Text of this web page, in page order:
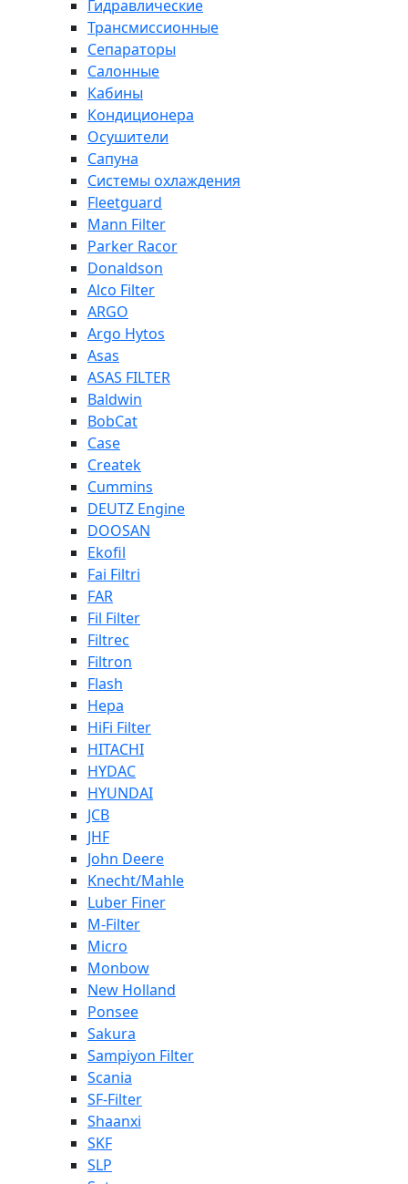
Гидравлические
Трансмиссионные
Сепараторы
Салонные
Кабины
Кондиционера
Осушители
Сапуна
Системы охлаждения
Fleetguard
Mann Filter
Parker Racor
Donaldson
Alco Filter
ARGO
Argo Hytos
Asas
ASAS FILTER
Baldwin
BobCat
Case
Createk
Cummins
DEUTZ Engine
DOOSAN
Ekofil
Fai Filtri
FAR
Fil Filter
Filtrec
Filtron
Flash
Hepa
HiFi Filter
HITACHI
HYDAC
HYUNDAI
JCB
JHF
John Deere
Knecht/Mahle
Luber Finer
M-Filter
Micro
Monbow
New Holland
Ponsee
Sakura
Sampiyon Filter
Scania
SF-Filter
Shaanxi
SKF
SLP